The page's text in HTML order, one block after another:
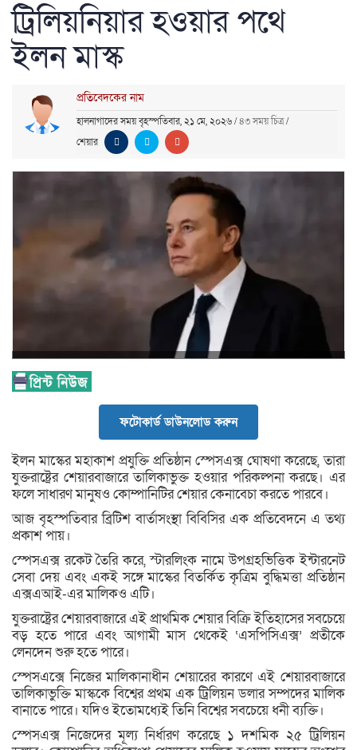
ট্রিলিয়নিয়ার হওয়ার পথে
ইলন মাস্ক
প্রতিবেদকের নাম
হালনাগাদের সময় বৃহস্পতিবার, ২১ মে, ২০২৬/৪৩ সময় চিত্র/
শেয়ার
ফটোকার্ড ডাউনলোড করুন
ইলন মাস্কের মহাকাশ প্রযুক্তি প্রতিষ্ঠান স্পেসএক্স ঘোষণা করেছে, তারা
যুক্তরাষ্ট্রের শেয়ারবাজারে তালিকাভুক্ত হওয়ার পরিকল্পনা করছে। এর
ফলে সাধারণ মানুষও কোম্পানিটির শেয়ার কেনাবেচা করতে পারবে।
আজ বৃহস্পতিবার ব্রিটিশ বার্তাসংস্থা বিবিসির এক প্রতিবেদনে এ তথ্য
প্রকাশ পায়।
স্পেসএক্স রকেট তৈরি করে, স্টারলিংক নামে উপগ্রহভিত্তিক ইন্টারনেট
সেবা দেয় এবং একই সঙ্গে মাস্কের বিতর্কিত কৃত্রিম বুদ্ধিমত্তা প্রতিষ্ঠান
এক্সএআই-এর মালিকও এটি।
যুক্তরাষ্ট্রের শেয়ারবাজারে এই প্রাথমিক শেয়ার বিক্রি ইতিহাসের সবচেয়ে
বড় হতে পারে এবং আগামী মাস থেকেই ‘এসপিসিএক্স’ প্রতীকে
লেনদেন শুরু হতে পারে।
স্পেসএক্সে নিজের মালিকানাধীন শেয়ারের কারণে এই শেয়ারবাজারে
তালিকাভুক্তি মাস্ককে বিশ্বের প্রথম এক ট্রিলিয়ন ডলার সম্পদের মালিক
বানাতে পারে। যদিও ইতোমধ্যেই তিনি বিশ্বের সবচেয়ে ধনী ব্যক্তি।
স্পেসএক্স নিজেদের মূল্য নির্ধারণ করেছে ১ দশমিক ২৫ ট্রিলিয়ন